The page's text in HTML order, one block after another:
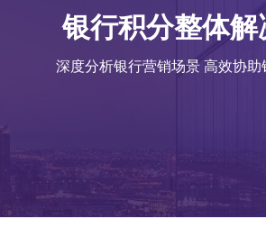
银行积分整体解
深度分析银行营销场景 高效协助